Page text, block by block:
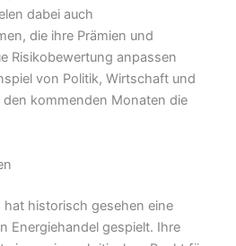
dabei auch
die ihre Prämien und
Risikobewertung anpassen
von Politik, Wirtschaft und
kommenden Monaten die
hat historisch gesehen eine
Energiehandel gespielt. Ihre